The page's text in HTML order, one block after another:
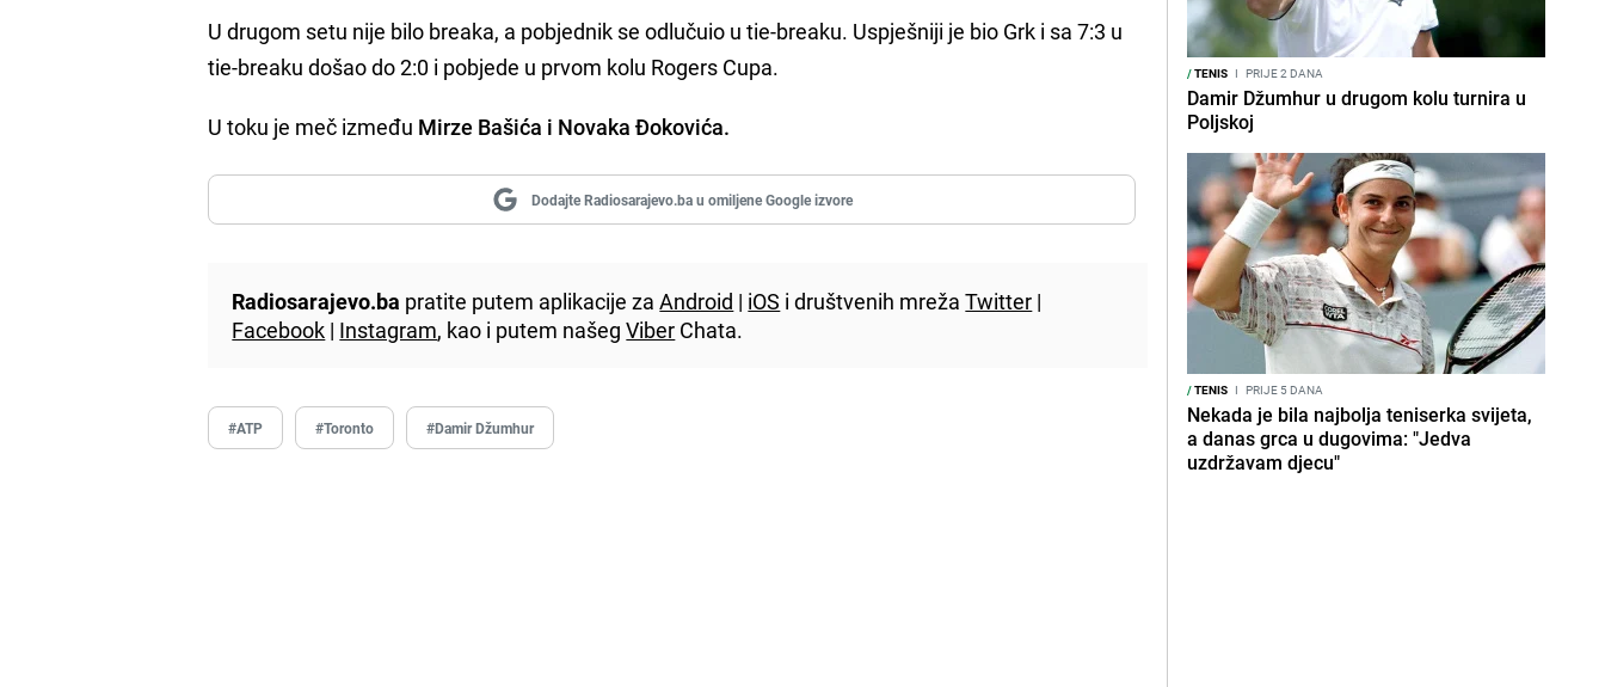
U drugom setu nije bilo breaka, a pobjednik se odlučuio u tie-breaku. Uspješniji je bio Grk i sa 7:3 u
tie-breaku došao do 2:0 i pobjede u prvom kolu Rogers Cupa.
U toku je meč između Mirze Bašića i Novaka Đokovića.
Dodajte Radiosarajevo.ba u omiljene Google izvore
Radiosarajevo.ba pratite putem aplikacije zaAndroid | iOS i društvenih mrežaTwitter |
Facebook | Instagram, kao i putem našegViber Chata.
#ATP #Toronto #Damir Džumhur
/TENIS I PRIJE 2 DANA
Damir Džumhur u drugom kolu turnira u
Poljskoj
/TENIS I PRIJE 5 DANA
Nekada je bila najbolja teniserka svijeta,
a danas grca u dugovima: "Jedva
uzdržavam djecu"